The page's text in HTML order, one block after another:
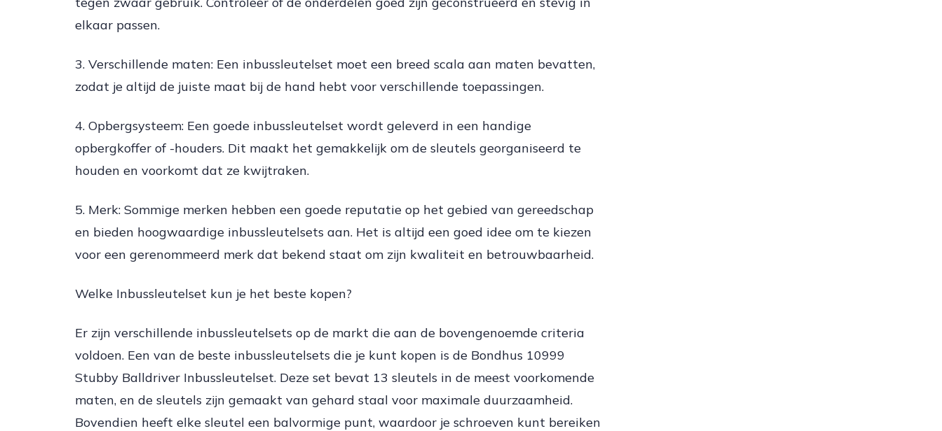
elkaar passen.
3. Verschillende maten: Een inbussleutelset moet een breed scala aan maten bevatten,
zodat je altijd de juiste maat bij de hand hebt voor verschillende toepassingen.
4. Opbergsysteem: Een goede inbussleutelset wordt geleverd in een handige
opbergkoffer of -houders. Dit maakt het gemakkelijk om de sleutels georganiseerd te
houden en voorkomt dat ze kwijtraken.
5. Merk: Sommige merken hebben een goede reputatie op het gebied van gereedschap
en bieden hoogwaardige inbussleutelsets aan. Het is altijd een goed idee om te kiezen
voor een gerenommeerd merk dat bekend staat om zijn kwaliteit en betrouwbaarheid.
Welke Inbussleutelset kun je het beste kopen?
Er zijn verschillende inbussleutelsets op de markt die aan de bovengenoemde criteria
voldoen. Een van de beste inbussleutelsets die je kunt kopen is de Bondhus 10999
Stubby Balldriver Inbussleutelset. Deze set bevat 13 sleutels in de meest voorkomende
maten, en de sleutels zijn gemaakt van gehard staal voor maximale duurzaamheid.
Bovendien heeft elke sleutel een balvormige punt, waardoor je schroeven kunt bereiken